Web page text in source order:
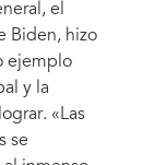
el
Biden, hizo
ejemplo
y la
«Las
se